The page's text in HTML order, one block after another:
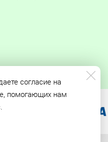
согласие на
помогающих нам